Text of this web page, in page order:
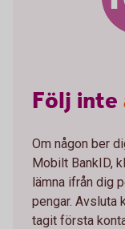
Följ inte
Om någon ber
Mobilt BankID,
lämna ifrån dig
pengar. Avsluta
tagit första